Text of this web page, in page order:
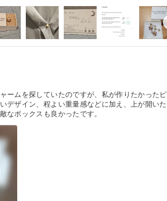
ームを探していたのですが、私が作りたかったピ
デザイン、程よい重量感などに加え、上が開いた
なボックスも良かったです。